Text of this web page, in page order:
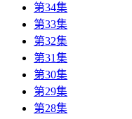
第34集
第33集
第32集
第31集
第30集
第29集
第28集